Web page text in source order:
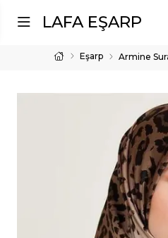
LAFA EŞARP
Eşarp Armine